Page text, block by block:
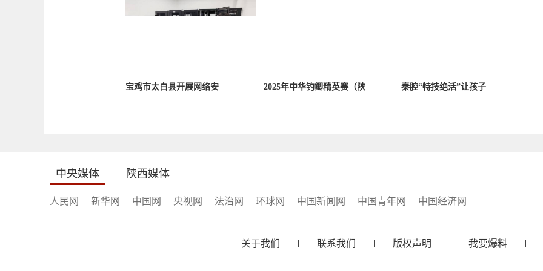
宝鸡市太白县开展网络安 2025年中华钓鲫精英赛（陕 秦腔“特技绝活”让孩子
中央媒体 陕西媒体
人民网 新华网 中国网 央视网 法治网 环球网 中国新闻网 中国青年网 中国经济网
关于我们 联系我们 版权声明 我要爆料